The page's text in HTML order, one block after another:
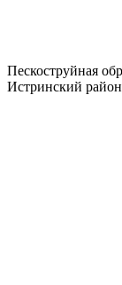
Пескоструйная
Истринский